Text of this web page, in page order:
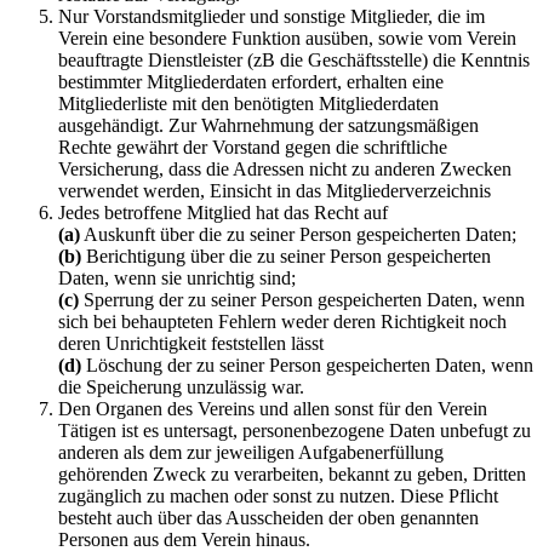
Nur Vorstandsmitglieder und sonstige Mitglieder, die im
Verein eine besondere Funktion ausüben, sowie vom Verein
beauftragte Dienstleister (zB die Geschäftsstelle) die Kenntnis
bestimmter Mitgliederdaten erfordert, erhalten eine
Mitgliederliste mit den benötigten Mitgliederdaten
ausgehändigt. Zur Wahrnehmung der satzungsmäßigen
Rechte gewährt der Vorstand gegen die schriftliche
Versicherung, dass die Adressen nicht zu anderen Zwecken
verwendet werden, Einsicht in das Mitgliederverzeichnis
Jedes betroffene Mitglied hat das Recht auf
(a) Auskunft über die zu seiner Person gespeicherten Daten;
(b) Berichtigung über die zu seiner Person gespeicherten
Daten, wenn sie unrichtig sind;
(c) Sperrung der zu seiner Person gespeicherten Daten, wenn
sich bei behaupteten Fehlern weder deren Richtigkeit noch
deren Unrichtigkeit feststellen lässt
(d) Löschung der zu seiner Person gespeicherten Daten, wenn
die Speicherung unzulässig war.
Den Organen des Vereins und allen sonst für den Verein
Tätigen ist es untersagt, personenbezogene Daten unbefugt zu
anderen als dem zur jeweiligen Aufgabenerfüllung
gehörenden Zweck zu verarbeiten, bekannt zu geben, Dritten
zugänglich zu machen oder sonst zu nutzen. Diese Pflicht
besteht auch über das Ausscheiden der oben genannten
Personen aus dem Verein hinaus.